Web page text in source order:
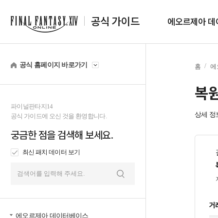
공식 가이드 에오르제아
공식 홈페이지 바로가기
파이널판타지14
공식 가이드에 오신 것을 환영합니다.
궁금한 점을 검색해 보세요.
최신 패치 데이터 보기
에오르제아 데이터베이스
홈 에
복
상세 정
거